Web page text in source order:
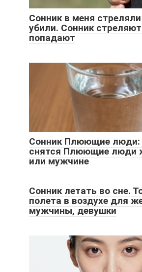
Сонник в меня
убили. Сонник
попадают
Сонник Плюющие люди:
снятся Плюющие люди
или мужчине
Сонник летать во сне.
полета в воздухе для
мужчины, девушки